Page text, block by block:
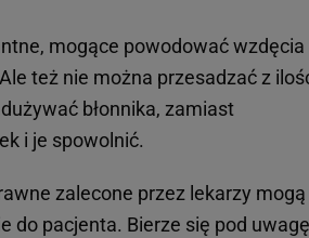
mogące powodować wzdęcia
też nie można przesadzać z
błonnika, zamiast
i je spowolnić.
zalecone przez lekarzy
do pacjenta. Bierze się pod uwagę